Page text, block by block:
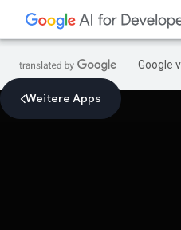
Google
Weitere Apps